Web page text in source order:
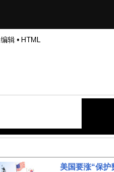
编辑• HTML
美国要涨“保护